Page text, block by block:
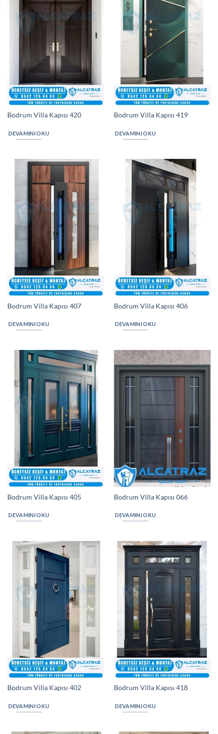
Bodrum Villa Kapısı 420
DEVAMINI OKU
Bodrum Villa Kapısı 419
DEVAMINI OKU
Bodrum Villa Kapısı 407
DEVAMINI OKU
Bodrum Villa Kapısı 406
DEVAMINI OKU
Bodrum Villa Kapısı 405
DEVAMINI OKU
Bodrum Villa Kapısı 066
DEVAMINI OKU
Bodrum Villa Kapısı 402
DEVAMINI OKU
Bodrum Villa Kapısı 418
DEVAMINI OKU